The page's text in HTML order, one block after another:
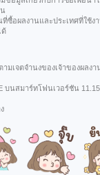
ซื้อผลงานและประเทศที่ใช้
ด้
มเจตจำนงของเจ้าของผลงา
บนสมาร์ทโฟนเวอร์ชัน